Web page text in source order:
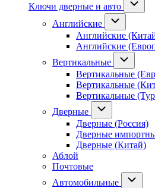
Ключи дверные и авто
Английские
Английские
Английские
Вертикальные
Вертикальные
Вертикальные
Вертикальные
Дверные
Дверные (Россия)
Дверные
Дверные (Китай)
Аблой
Почтовые
Автомобильные